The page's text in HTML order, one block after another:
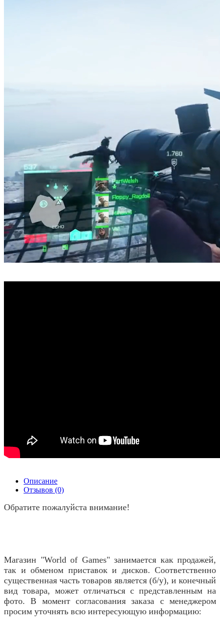
Описание
Отзывов (0)
Обратите пожалуйста внимание!
Магазин "World of Games" занимается как продажей,
так и обменом приставок и дисков. Соответственно
существенная часть товаров является (б/у), и конечный
вид товара, может отличаться с представленным на
фото. В момент согласования заказа с менеджером
просим уточнять всю интересующую информацию: